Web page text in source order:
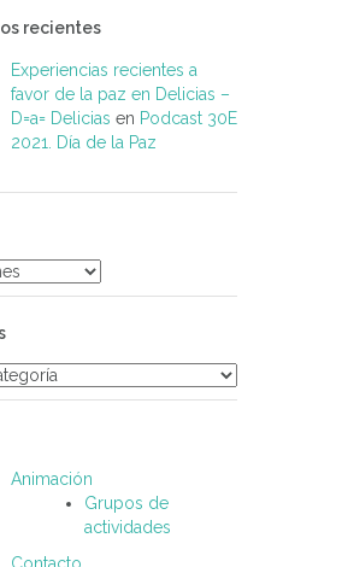
recientes
Experiencias recientes a
favor de la paz en Delicias –
D=a= Delicias en Podcast 30E
2021. Día de la Paz
Animación
Grupos de
actividades